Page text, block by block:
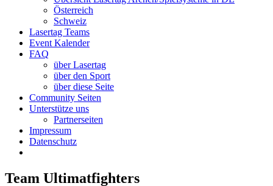
Österreich
Schweiz
Lasertag Teams
Event Kalender
FAQ
über Lasertag
über den Sport
über diese Seite
Community Seiten
Unterstütze uns
Partnerseiten
Impressum
Datenschutz
Team Ultimatfighters